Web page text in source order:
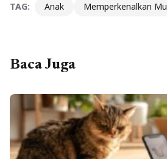
TAG: Anak Memperkenalkan
Baca Juga